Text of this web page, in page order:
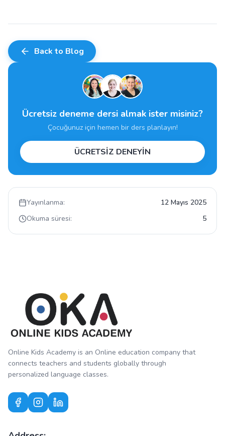
Back to Blog
Ücretsiz deneme dersi almak ister misiniz?
Çocuğunuz için hemen bir ders planlayın!
ÜCRETSİZ DENEYİN
Yayınlanma:
12 Mayıs 2025
Okuma süresi:
5
Online Kids Academy is an Online education company that
connects teachers and students globally through
personalized language classes.